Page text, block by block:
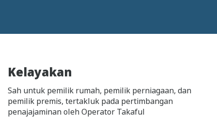
Kelayakan
Sah untuk pemilik rumah, pemilik perniagaan, dan
pemilik premis, tertakluk pada pertimbangan
penajajaminan oleh Operator Takaful